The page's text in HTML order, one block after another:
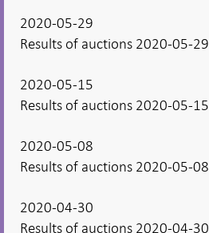
2020-05-29
Results of auctions 2020-05-29
2020-05-15
Results of auctions 2020-05-15
2020-05-08
Results of auctions 2020-05-08
2020-04-30
Results of auctions 2020-04-30